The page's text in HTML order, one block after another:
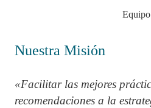
Equipo
Nuestra Misión
«Facilitar las mejores
recomendaciones a la